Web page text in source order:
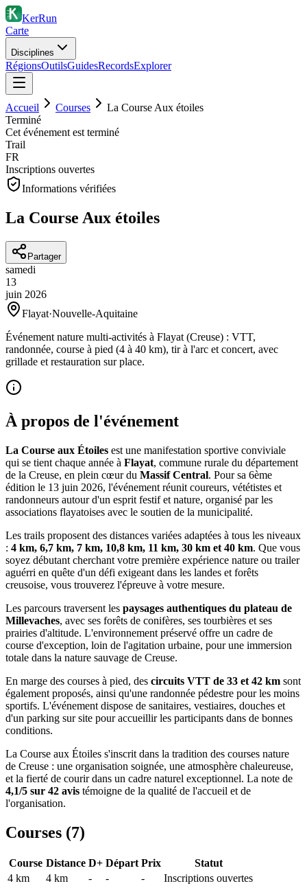
KerRun
Carte
Disciplines
RégionsOutilsGuidesRecordsExplorer
Accueil Courses
La Course Aux étoiles
Terminé
Cet événement est terminé
Trail
FR
Inscriptions ouvertes
Informations vérifiées
La Course Aux étoiles
Partager
samedi
13
juin 2026
Flayat·Nouvelle-Aquitaine
Événement nature multi-activités à Flayat (Creuse) : VTT,
randonnée, course à pied (4 à 40 km), tir à l'arc et concert, avec
grillade et restauration sur place.
À propos de l'événement
La Course aux Étoiles est une manifestation sportive conviviale
qui se tient chaque année à Flayat, commune rurale du département
de la Creuse, en plein cœur du Massif Central. Pour sa 6ème
édition le 13 juin 2026, l'événement réunit coureurs, vététistes et
randonneurs autour d'un esprit festif et nature, organisé par les
associations flayatoises avec le soutien de la municipalité.
Les trails proposent des distances variées adaptées à tous les niveaux
: 4 km, 6,7 km, 7 km, 10,8 km, 11 km, 30 km et 40 km. Que vous
soyez débutant cherchant votre première expérience nature ou trailer
aguérri en quête d'un défi exigeant dans les landes et forêts
creusoise, vous trouverez l'épreuve à votre mesure.
Les parcours traversent les paysages authentiques du plateau de
Millevaches, avec ses forêts de conifères, ses tourbières et ses
prairies d'altitude. L'environnement préservé offre un cadre de
course d'exception, loin de l'agitation urbaine, pour une immersion
totale dans la nature sauvage de Creuse.
En marge des courses à pied, des circuits VTT de 33 et 42 km sont
également proposés, ainsi qu'une randonnée pédestre pour les moins
sportifs. L'événement dispose de sanitaires, vestiaires, douches et
d'un parking sur site pour accueillir les participants dans de bonnes
conditions.
La Course aux Étoiles s'inscrit dans la tradition des courses nature
de Creuse : une organisation soignée, une atmosphère chaleureuse,
et la fierté de courir dans un cadre naturel exceptionnel. La note de
4,1/5 sur 42 avis témoigne de la qualité de l'accueil et de
l'organisation.
Courses (7)
Course Distance D+ Départ Prix
Statut
4 km
4 km - - -
Inscriptions ouvertes